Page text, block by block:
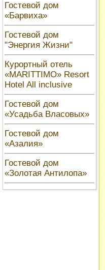
Гостевой дом
«Барвиха»
Гостевой дом
"Энергия Жизни"
Курортный отель
«MARITTIMO» Resort
Hotel All inclusive
Гостевой дом
«Усадьба Власовых»
Гостевой дом
«Азалия»
Гостевой дом
«Золотая Антилопа»